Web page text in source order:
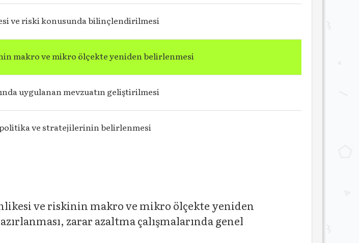
ve riski konusunda bilinçlendirilmesi
makro ve mikro ölçekte yeniden belirlenmesi
uygulanan mevzuatın geliştirilmesi
ve stratejilerinin belirlenmesi
ve riskinin makro ve mikro ölçekte yeniden
zarar azaltma çalışmalarında genel